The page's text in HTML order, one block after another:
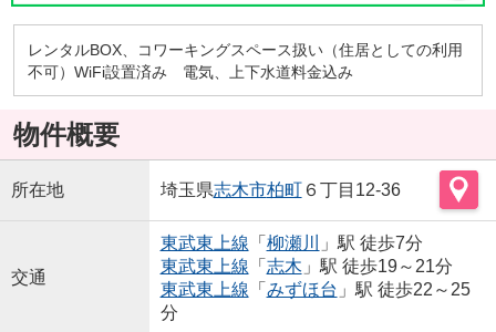
レンタルBOX、コワーキングスペース扱い（住居としての利用
不可）WiFi設置済み 電気、上下水道料金込み
物件概要
所在地 埼玉県志木市柏町６丁目12-36
交通
東武東上線 「 柳瀬川
」駅 徒歩7分
東武東上線 「 志木 」駅 徒歩19～21分
東武東上線 「 みずほ台 」駅 徒歩22～25
分